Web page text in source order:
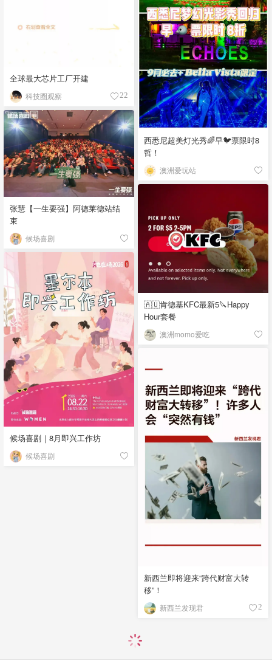
全球最大芯片工厂开建
科技圈观察 22
西悉尼超美灯光秀🌈早🐦票限时8
哲！
澳洲爱玩站
张慧【一生要强】阿德莱德站结
束
候场喜剧
🇦🇺肯德基KFC最新5🔪Happy
Hour套餐
澳洲momo爱吃
候场喜剧｜8月即兴工作坊
候场喜剧
新西兰即将迎来“跨代财富大转
移”！
新西兰发现君 2